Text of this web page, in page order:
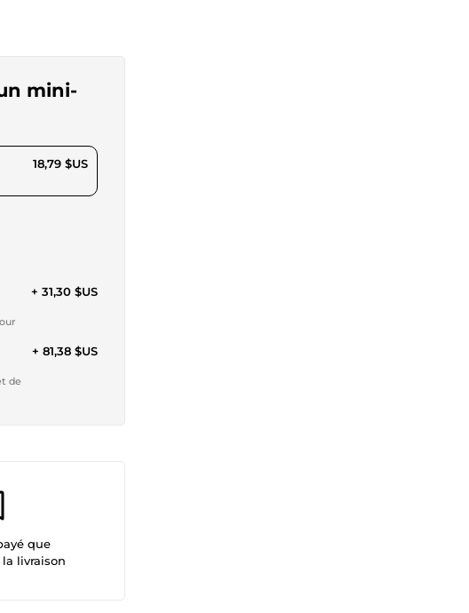
mini-
18,79 $US
+ 31,30 $US
de
+ 81,38 $US
que
livraison